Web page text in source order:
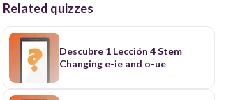
Related quizzes
Descubre 1 Lección 4 Stem
Changing e-ie and o-ue